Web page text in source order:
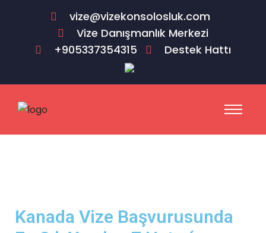
vize@vizekonsolosluk.com
Vize Danışmanlık Merkezi
+905337354315
Destek Hattı
Kanada Vize Başvurusunda